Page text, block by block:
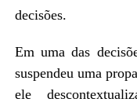
decisões.
Em uma das
suspendeu uma
ele